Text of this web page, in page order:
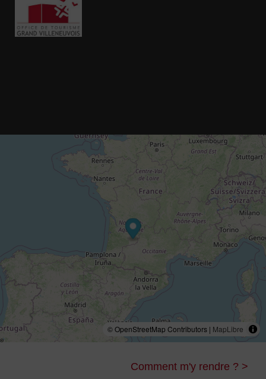
© OpenStreetMap Contributors | MapLibre
Comment m'y rendre ? >